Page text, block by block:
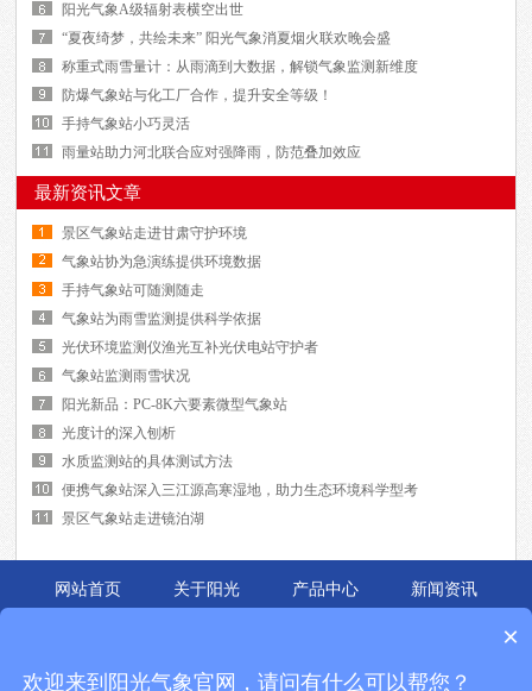
阳光气象A级辐射表横空出世
“夏夜绮梦，共绘未来” 阳光气象消夏烟火联欢晚会盛
称重式雨雪量计：从雨滴到大数据，解锁气象监测新维度
防爆气象站与化工厂合作，提升安全等级！
手持气象站小巧灵活
雨量站助力河北联合应对强降雨，防范叠加效应
最新资讯文章
景区气象站走进甘肃守护环境
气象站协为急演练提供环境数据
手持气象站可随测随走
气象站为雨雪监测提供科学依据
光伏环境监测仪渔光互补光伏电站守护者
气象站监测雨雪状况
阳光新品：PC-8K六要素微型气象站
光度计的深入刨析
水质监测站的具体测试方法
便携气象站深入三江源高寒湿地，助力生态环境科学型考
景区气象站走进镜泊湖
网站首页 关于阳光 产品中心
新闻资讯
环境仪器与新能源检测设备解决方案提供商.成立十余年,始终致力于校园气象站
×
欢迎来到阳光气象官网，请问有什么可以帮您？